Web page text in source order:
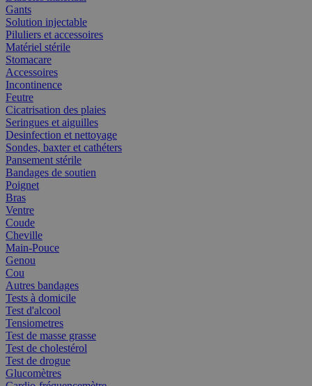
Gants
Solution injectable
Piluliers et accessoires
Matériel stérile
Stomacare
Accessoires
Incontinence
Feutre
Cicatrisation des plaies
Seringues et aiguilles
Desinfection et nettoyage
Sondes, baxter et cathéters
Pansement stérile
Bandages de soutien
Poignet
Bras
Ventre
Coude
Cheville
Main-Pouce
Genou
Cou
Autres bandages
Tests à domicile
Test d'alcool
Tensiometres
Test de masse grasse
Test de cholestérol
Test de drogue
Glucomètres